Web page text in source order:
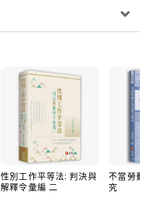
性別工作平等法: 判決與
解釋令彙編 二
不當勞動
究